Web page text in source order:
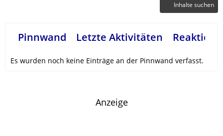
Inhalte suchen
Pinnwand Letzte Aktivitäten
Es wurden noch keine Einträge an der Pinnwand verfasst.
Anzeige